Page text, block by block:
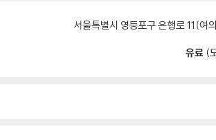
서울특별시 영등포구 은행로 11(여
유료 (